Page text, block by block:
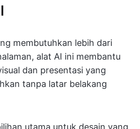
membutuhkan lebih dari
alat AI ini membantu
dan presentasi yang
tanpa latar belakang
utama untuk desain yang